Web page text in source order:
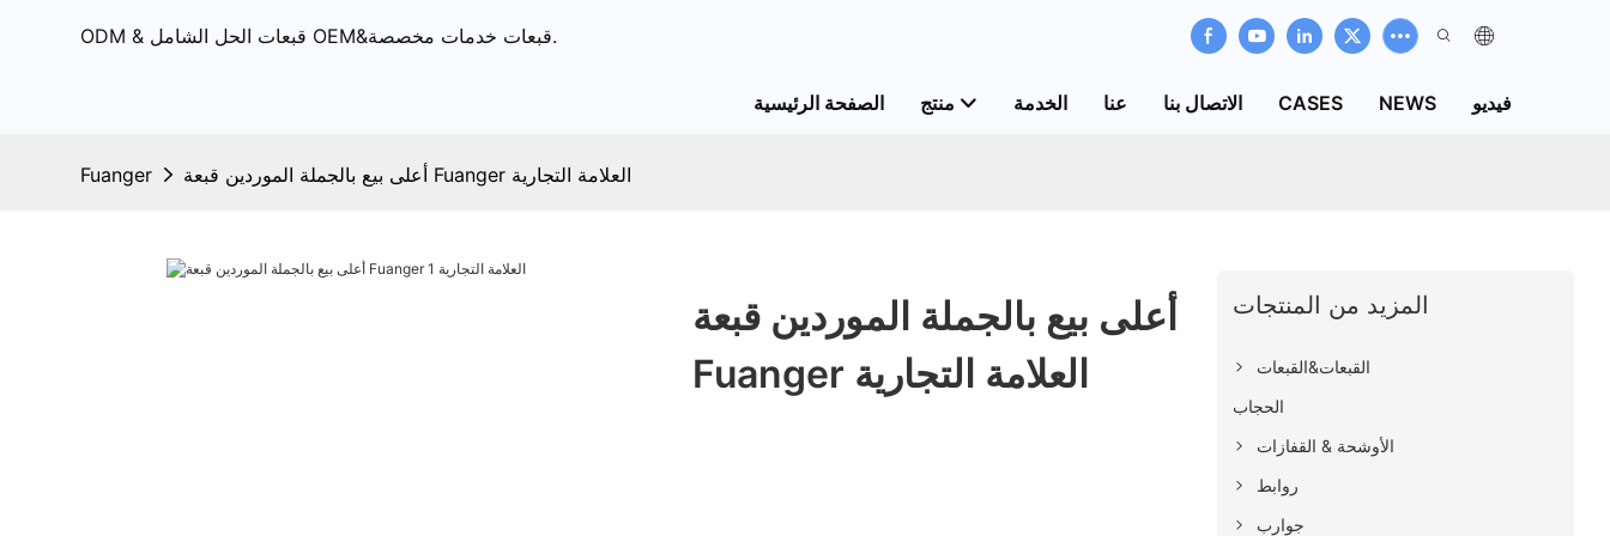
ODM & قبعات الحل الشامل OEM&قبعات خدمات مخصصة.
الصفحة الرئيسية منتج الخدمة عنا الاتصال بنا CASES NEWS فيديو
Fuanger أعلى بيع بالجملة الموردين قبعة Fuanger العلامة التجارية
أعلى بيع بالجملة الموردين قبعة
Fuanger العلامة التجارية
المزيد من المنتجات
القبعات&القبعات
الحجاب
الأوشحة & القفازات
روابط
جوارب